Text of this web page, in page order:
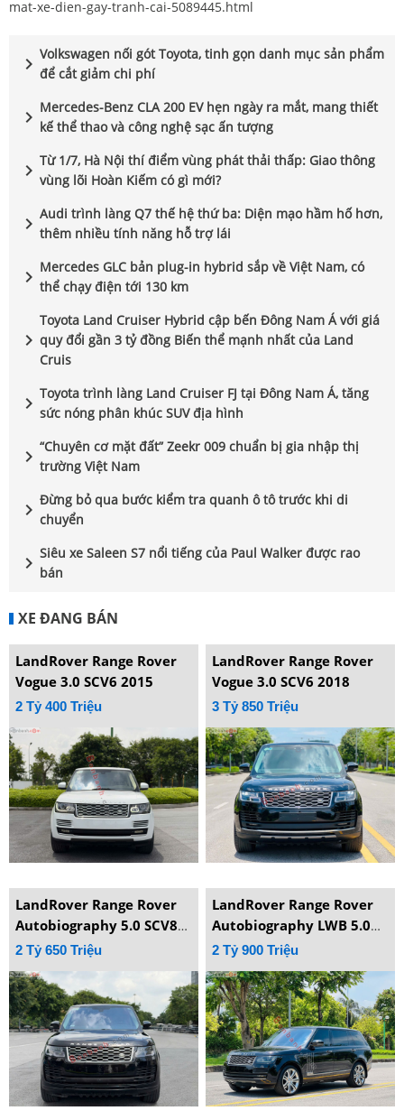
mat-xe-dien-gay-tranh-cai-5089445.html
chevron_right Volkswagen nối gót Toyota, tinh gọn danh mục sản phẩm
để cắt giảm chi phí
chevron_right Mercedes-Benz CLA 200 EV hẹn ngày ra mắt, mang thiết
kế thể thao và công nghệ sạc ấn tượng
chevron_right Từ 1/7, Hà Nội thí điểm vùng phát thải thấp: Giao thông
vùng lõi Hoàn Kiếm có gì mới?
chevron_right Audi trình làng Q7 thế hệ thứ ba: Diện mạo hầm hố hơn,
thêm nhiều tính năng hỗ trợ lái
chevron_right Mercedes GLC bản plug-in hybrid sắp về Việt Nam, có
thể chạy điện tới 130 km
chevron_right
Toyota Land Cruiser Hybrid cập bến Đông Nam Á với giá
quy đổi gần 3 tỷ đồng Biến thể mạnh nhất của Land
Cruis
chevron_right Toyota trình làng Land Cruiser FJ tại Đông Nam Á, tăng
sức nóng phân khúc SUV địa hình
chevron_right “Chuyên cơ mặt đất” Zeekr 009 chuẩn bị gia nhập thị
trường Việt Nam
chevron_right Đừng bỏ qua bước kiểm tra quanh ô tô trước khi di
chuyển
chevron_right Siêu xe Saleen S7 nổi tiếng của Paul Walker được rao
bán
XE ĐANG BÁN
LandRover Range Rover
Vogue 3.0 SCV6 2015
2 Tỷ 400 Triệu
LandRover Range Rover
Vogue 3.0 SCV6 2018
3 Tỷ 850 Triệu
LandRover Range Rover
Autobiography 5.0 SCV8
2015
2 Tỷ 650 Triệu
LandRover Range Rover
Autobiography LWB 5.0
SCV8 2015
2 Tỷ 900 Triệu